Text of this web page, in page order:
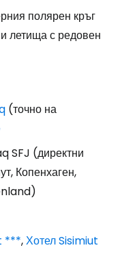
полярен кръг
летища с редовен
(точно на
SFJ (директни
Копенхаген,
***,Хотел Sisimiut